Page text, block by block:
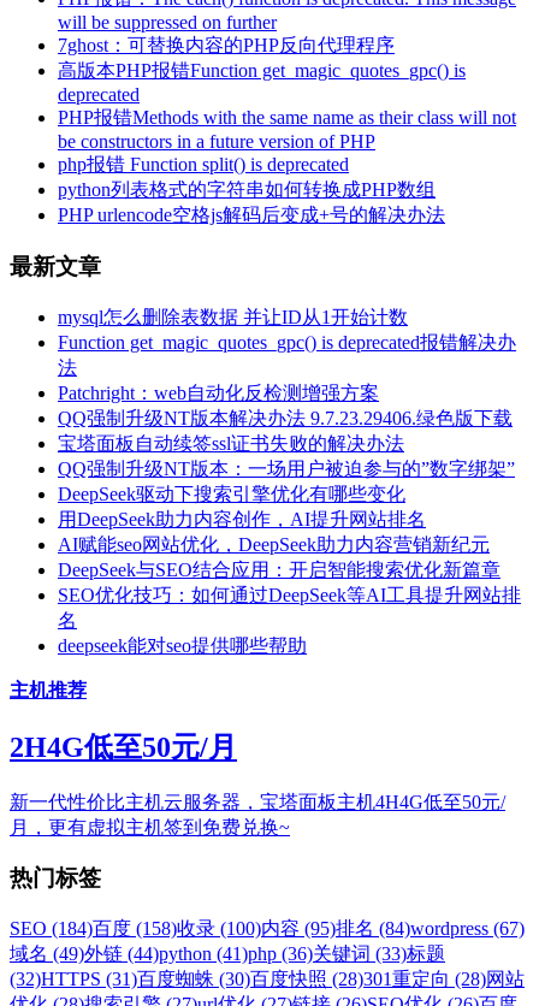
will be suppressed on further
7ghost：可替换内容的PHP反向代理程序
高版本PHP报错Function get_magic_quotes_gpc() is
deprecated
PHP报错Methods with the same name as their class will not
be constructors in a future version of PHP
php报错 Function split() is deprecated
python列表格式的字符串如何转换成PHP数组
PHP urlencode空格js解码后变成+号的解决办法
最新文章
mysql怎么删除表数据 并让ID从1开始计数
Function get_magic_quotes_gpc() is deprecated报错解决办
法
Patchright：web自动化反检测增强方案
QQ强制升级NT版本解决办法 9.7.23.29406.绿色版下载
宝塔面板自动续签ssl证书失败的解决办法
QQ强制升级NT版本：一场用户被迫参与的”数字绑架”
DeepSeek驱动下搜索引擎优化有哪些变化
用DeepSeek助力内容创作，AI提升网站排名
AI赋能seo网站优化，DeepSeek助力内容营销新纪元
DeepSeek与SEO结合应用：开启智能搜索优化新篇章
SEO优化技巧：如何通过DeepSeek等AI工具提升网站排
名
deepseek能对seo提供哪些帮助
主机推荐
2H4G低至50元/月
新一代性价比主机云服务器，宝塔面板主机4H4G低至50元/
月，更有虚拟主机签到免费兑换~
热门标签
SEO (184)百度 (158)收录 (100)内容 (95)排名 (84)wordpress (67)
域名 (49)外链 (44)python (41)php (36)关键词 (33)标题
(32)HTTPS (31)百度蜘蛛 (30)百度快照 (28)301重定向 (28)网站